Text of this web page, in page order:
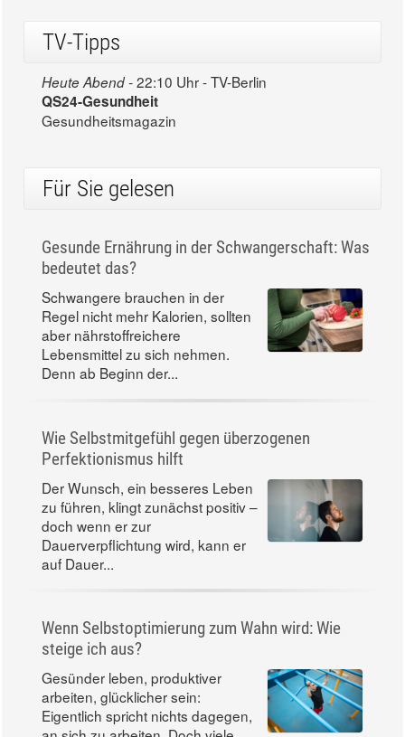
TV-Tipps
Heute Abend -22:10 Uhr - TV-Berlin
QS24-Gesundheit
Gesundheitsmagazin
Für Sie gelesen
Gesunde Ernährung in der Schwangerschaft: Was
bedeutet das?
Schwangere brauchen in der
Regel nicht mehr Kalorien, sollten
aber nährstoffreichere
Lebensmittel zu sich nehmen.
Denn ab Beginn der...
Wie Selbstmitgefühl gegen überzogenen
Perfektionismus hilft
Der Wunsch, ein besseres Leben
zu führen, klingt zunächst positiv –
doch wenn er zur
Dauerverpflichtung wird, kann er
auf Dauer...
Wenn Selbstoptimierung zum Wahn wird: Wie
steige ich aus?
Gesünder leben, produktiver
arbeiten, glücklicher sein:
Eigentlich spricht nichts dagegen,